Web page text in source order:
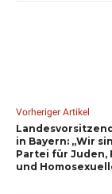
Vorheriger Artikel
in Bayern: „Wir
Partei für Juden,
und